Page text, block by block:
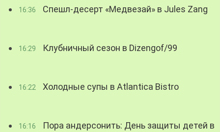
16:36 Спешл-десерт «Медвезай» в Jules Zang
16:29 Клубничный сезон в Dizengof/99
16:22 Холодные супы в Atlantica Bistro
16:16
Пора андерсонить: День защиты детей в